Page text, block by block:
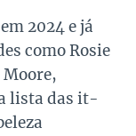
2024 e já
como Rosie
lista das it-